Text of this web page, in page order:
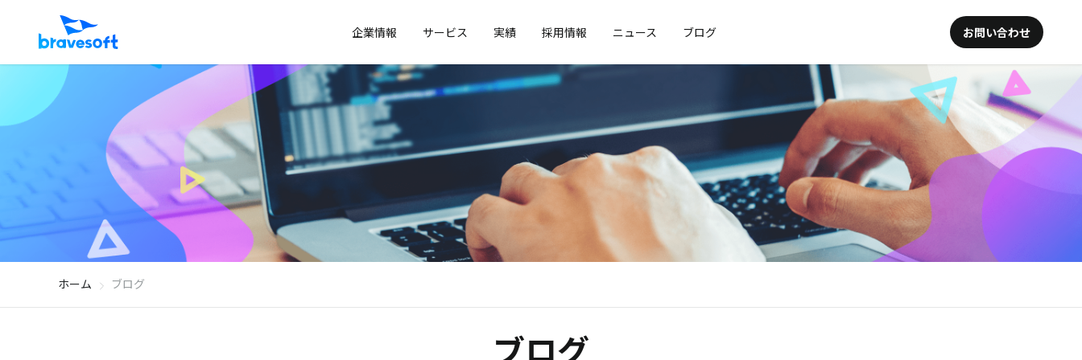
企業情報 サービス 実績 採用情報 ニュース ブログ お問い合わせ
ホーム ブログ
ブログ